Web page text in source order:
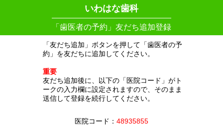
いわはな歯科
「歯医者の予約」友だち追加登録
「友だち追加」ボタンを押して「歯医者の予
約」を友だちに追加してください。
重要
友だち追加後に、以下の「医院コード」がト
ークの入力欄に設定されますので、そのまま
送信して登録を続行してください。
医院コード： 48935855